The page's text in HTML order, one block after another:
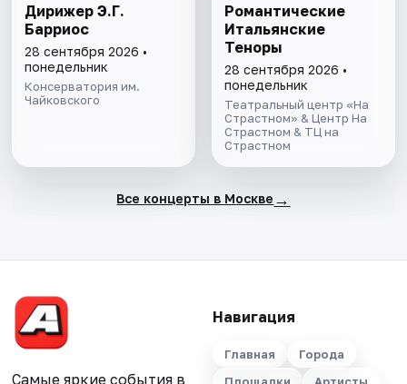
Дирижер Э.Г.
Барриос
28 сентября 2026 •
понедельник
Консерватория им.
Чайковского
Романтические
Итальянские
Теноры
28 сентября 2026 •
понедельник
Театральный центр «На
Страстном» & Центр На
Страстном & ТЦ на
Страстном
Все концерты в Москве →
Самые яркие события в
Навигация
Главная
Города